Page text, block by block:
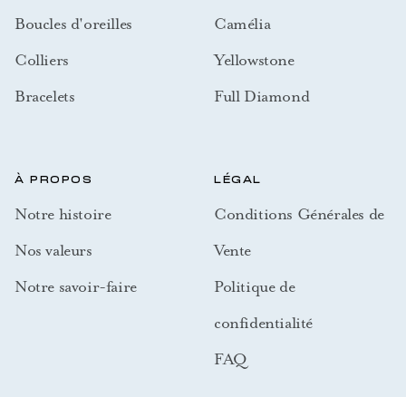
Boucles d'oreilles
Colliers
Bracelets
Camélia
Yellowstone
Full Diamond
À PROPOS
Notre histoire
Nos valeurs
Notre savoir-faire
LÉGAL
Conditions Générales de
Vente
Politique de
confidentialité
FAQ